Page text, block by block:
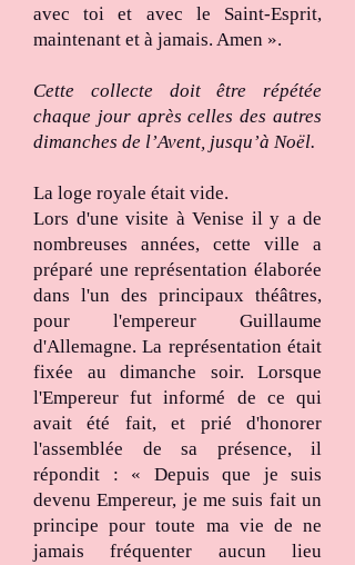
avec toi et avec le Saint-Esprit,
maintenant et à jamais. Amen ».
Cette collecte doit être répétée
chaque jour après celles des autres
dimanches de l’Avent, jusqu’à Noël.
La loge royale était vide.
Lors d'une visite à Venise il y a de
nombreuses années, cette ville a
préparé une représentation élaborée
dans l'un des principaux théâtres,
pour l'empereur Guillaume
d'Allemagne. La représentation était
fixée au dimanche soir. Lorsque
l'Empereur fut informé de ce qui
avait été fait, et prié d'honorer
l'assemblée de sa présence, il
répondit : « Depuis que je suis
devenu Empereur, je me suis fait un
principe pour toute ma vie de ne
jamais fréquenter aucun lieu